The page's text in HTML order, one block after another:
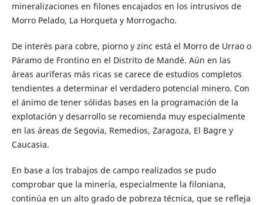
mineralizaciones en filones encajados en los intrusivos de
Morro Pelado, La Horqueta y Morrogacho.
De interés para cobre, piorno y zinc está el Morro de Urrao o
Páramo de Frontino en el Distrito de Mandé. Aún en las
áreas auríferas más ricas se carece de estudios completos
tendientes a determinar el verdadero potencial minero. Con
el ánimo de tener sólidas bases en la programación de la
explotación y desarrollo se recomienda muy especialmente
en las áreas de Segovia, Remedios, Zaragoza, El Bagre y
Caucasia.
En base a los trabajos de campo realizados se pudo
comprobar que la minería, especialmente la filoniana,
continúa en un alto grado de pobreza técnica, que se refleja